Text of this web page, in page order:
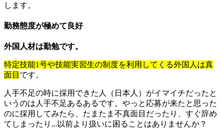
します。
勤務態度が極めて良好
外国人材は勤勉です。
特定技能1号や技能実習生の制度を利用してくる外国人は真
面目 です。
人手不足の時に採用できた人（日本人）がイマイチだったと
いうのは人手不足あるあるです。やっと応募が来たと思った
のに採用してみたら、たまたま不真面目だったり、すぐ辞め
てしまったり...以前より扱いに困ることはありませんか？